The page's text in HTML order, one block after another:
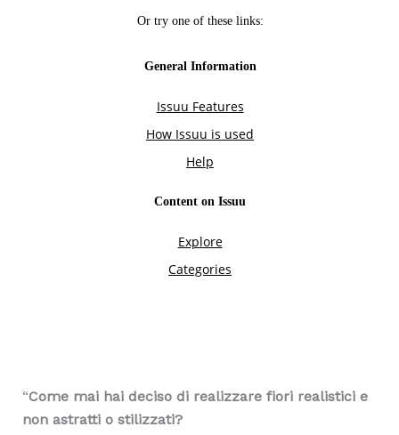
“Come mai hai deciso di realizzare fiori realistici e
non astratti o stilizzati?